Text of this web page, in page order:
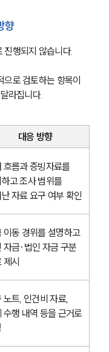
향
진행되지 않습니다.
으로 검토하는 항목이
라집니다.
대응 방향
흐름과 증빙자료를
고 조사 범위를
자료 요구 여부 확인
이동 경위를 설명하고
자금·법인 자금 구분
제시
노트, 인건비 자료,
수행 내역 등을 근거로